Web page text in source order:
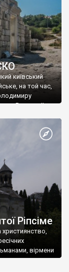
київський
на той час,
Василю ІІ, та
християнином.
Таврійського
Ріпсіме
християнство,
вірмени